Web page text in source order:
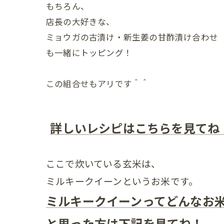
もちろん、
店長の大好きな、
ミョウガの古漬け・新生姜の甘酢漬け合わせ
も一緒にトッピング！
この組合せもアリです＾＾
詳しいレシピはこちらを見てね
ここで炊いている玄米は、
ミルキークイーンというお米です。
ミルキークイーンってどんなお